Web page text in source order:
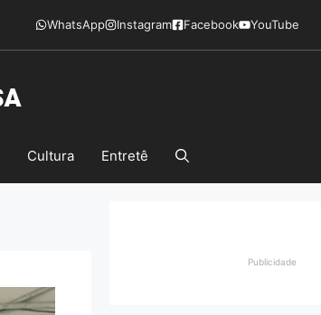
WhatsApp Instagram Facebook YouTube
Cultura Entretê
Publicidade